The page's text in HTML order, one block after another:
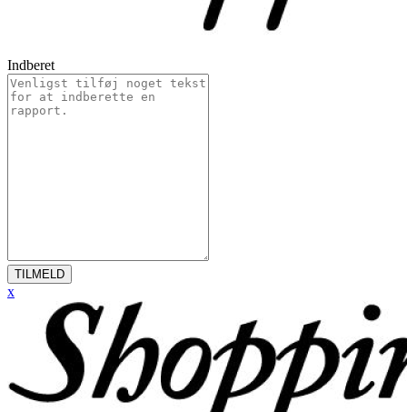
Indberet
TILMELD
x